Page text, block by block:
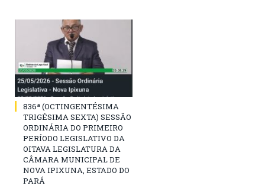
836ª (OCTINGENTÉSIMA
TRIGÉSIMA SEXTA) SESSÃO
ORDINÁRIA DO PRIMEIRO
PERÍODO LEGISLATIVO DA
OITAVA LEGISLATURA DA
CÂMARA MUNICIPAL DE
NOVA IPIXUNA, ESTADO DO
PARÁ